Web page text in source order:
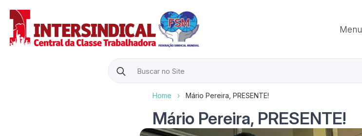
Menu
Search
for:
Home › Mário Pereira, PRESENTE!
Mário Pereira, PRESENTE!